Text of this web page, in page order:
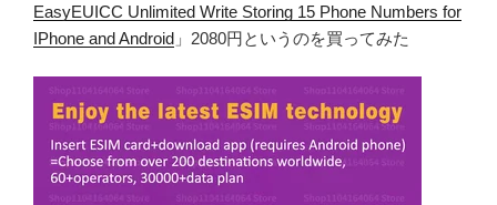
EasyEUICC Unlimited Write Storing 15 Phone Numbers for
IPhone and Android 」2080円というのを買ってみた